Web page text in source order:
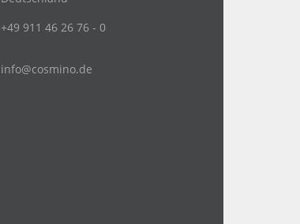
+49 911 46 26 76 - 0
info@cosmino.de